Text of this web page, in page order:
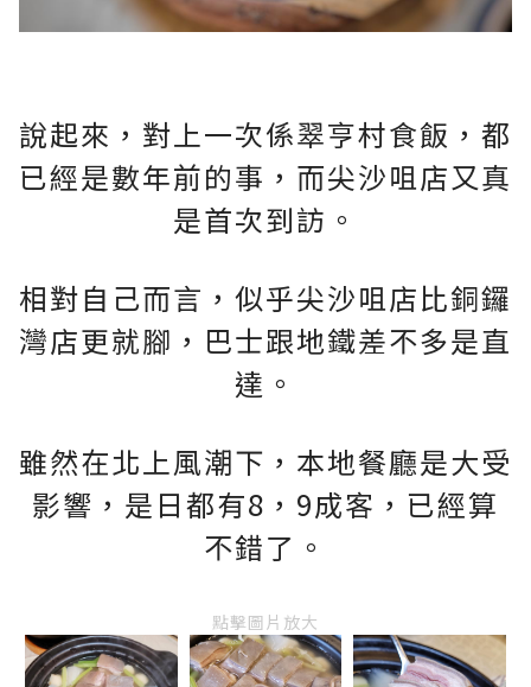
說起來，對上一次係翠亨村食飯，都
已經是數年前的事，而尖沙咀店又真
是首次到訪。
相對自己而言，似乎尖沙咀店比銅鑼
灣店更就腳，巴士跟地鐵差不多是直
達。
雖然在北上風潮下，本地餐廳是大受
影響，是日都有8，9成客，已經算
不錯了。
點擊圖片放大